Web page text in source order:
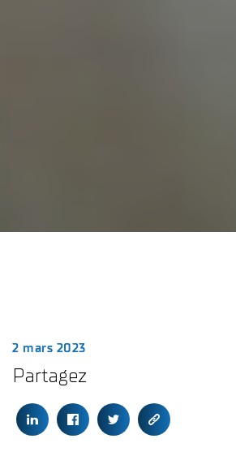
2 mars 2023
Partagez